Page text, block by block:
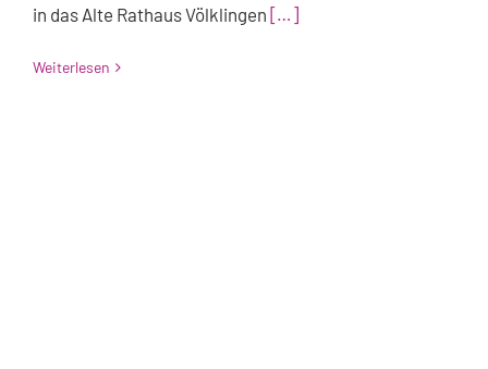
in das Alte Rathaus Völklingen […]
Weiterlesen